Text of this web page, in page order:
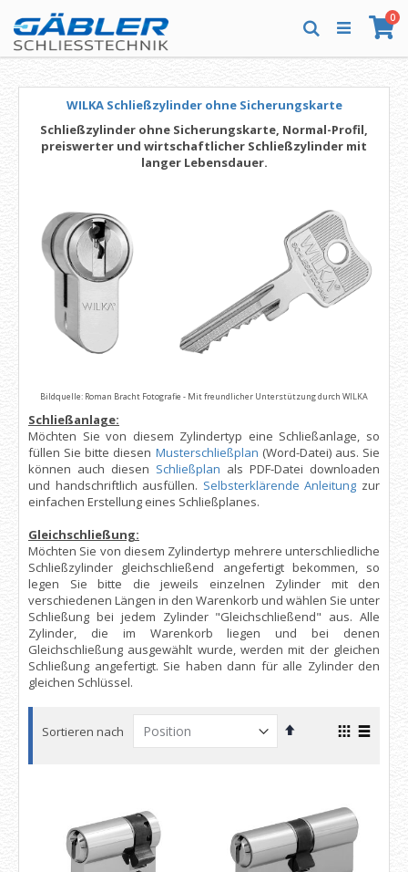
zum
Inhalt
0
Suche
WILKA Schließzylinder ohne Sicherungskarte
Schließzylinder ohne Sicherungskarte, Normal-Profil,
preiswerter und wirtschaftlicher Schließzylinder mit
langer Lebensdauer.
Bildquelle: Roman Bracht Fotografie - Mit freundlicher Unterstützung durch WILKA
Schließanlage:
Möchten Sie von diesem Zylindertyp eine Schließanlage, so
füllen Sie bitte diesen Musterschließplan (Word-Datei) aus. Sie
können auch diesen Schließplan als PDF-Datei downloaden
und handschriftlich ausfüllen. Selbsterklärende Anleitung zur
einfachen Erstellung eines Schließplanes.
Gleichschließung:
Möchten Sie von diesem Zylindertyp mehrere unterschliedliche
Schließzylinder gleichschließend angefertigt bekommen, so
legen Sie bitte die jeweils einzelnen Zylinder mit den
verschiedenen Längen in den Warenkorb und wählen Sie unter
Schließung bei jedem Zylinder "Gleichschließend" aus. Alle
Zylinder, die im Warenkorb liegen und bei denen
Gleichschließung ausgewählt wurde, werden mit der gleichen
Schließung angefertigt. Sie haben dann für alle Zylinder den
gleichen Schlüssel.
Sortieren nach
In
Ansicht